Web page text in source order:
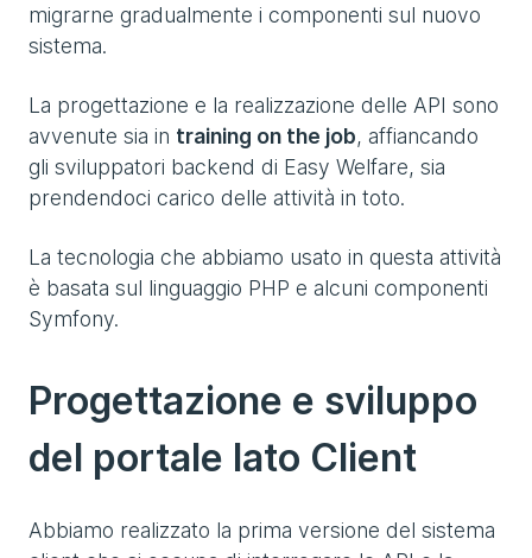
migrarne gradualmente i componenti sul nuovo
sistema.
La progettazione e la realizzazione delle API sono
avvenute sia in training on the job, affiancando
gli sviluppatori backend di Easy Welfare, sia
prendendoci carico delle attività in toto.
La tecnologia che abbiamo usato in questa attività
è basata sul linguaggio PHP e alcuni componenti
Symfony.
Progettazione e sviluppo
del portale lato Client
Abbiamo realizzato la prima versione del sistema